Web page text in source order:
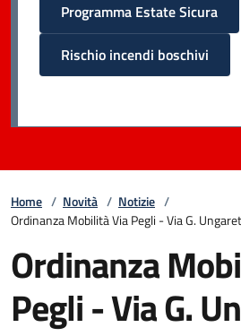
Programma Estate Sicura
Rischio incendi boschivi
Home / Novità / Notizie /
Ordinanza Mobilità Via Pegli - Via G.
Ordinanza
Pegli - Via G.